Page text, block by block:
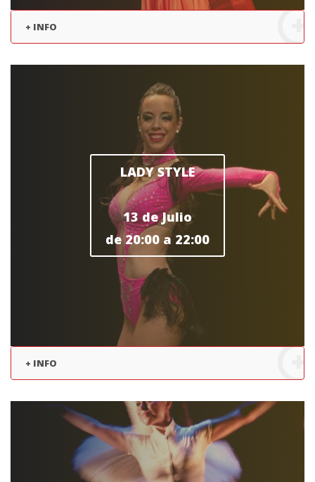
+ INFO
LADY STYLE
13 de Julio
de 20:00 a 22:00
+ INFO